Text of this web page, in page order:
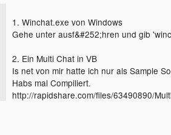
1. Winchat.exe von Windows
Gehe unter ausf&#252;hren und gib
2. Ein Multi Chat in VB
Is net von mir hatte ich nur als Sample
Habs mal Compiliert.
http://rapidshare.com/files/63490890/